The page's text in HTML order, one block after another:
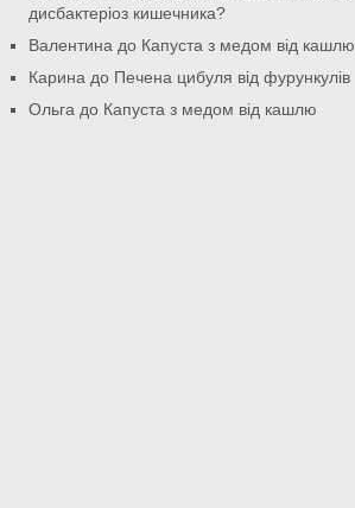
дисбактеріоз кишечника?
Валентина до Капуста з медом від кашлю
Карина до Печена цибуля від фурункулів
Ольга до Капуста з медом від кашлю